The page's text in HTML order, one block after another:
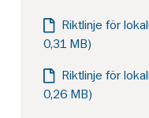
Riktlinje för
0,31 MB)
Riktlinje för
0,26 MB)